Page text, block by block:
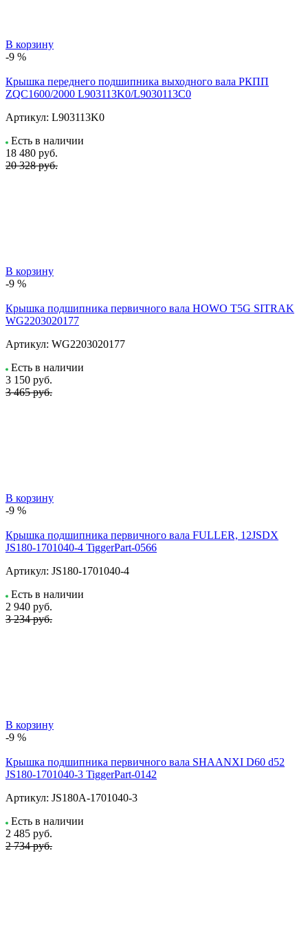
В корзину
-9 %
Крышка переднего подшипника выходного вала РКПП
ZQC1600/2000 L903113K0/L9030113C0
Артикул: L903113K0
Есть в наличии
18 480 руб.
20 328 руб.
В корзину
-9 %
Крышка подшипника первичного вала HOWO T5G SITRAK
WG2203020177
Артикул: WG2203020177
Есть в наличии
3 150 руб.
3 465 руб.
В корзину
-9 %
Крышка подшипника первичного вала FULLER, 12JSDX
JS180-1701040-4 TiggerPart-0566
Артикул: JS180-1701040-4
Есть в наличии
2 940 руб.
3 234 руб.
В корзину
-9 %
Крышка подшипника первичного вала SHAANXI D60 d52
JS180-1701040-3 TiggerPart-0142
Артикул: JS180A-1701040-3
Есть в наличии
2 485 руб.
2 734 руб.